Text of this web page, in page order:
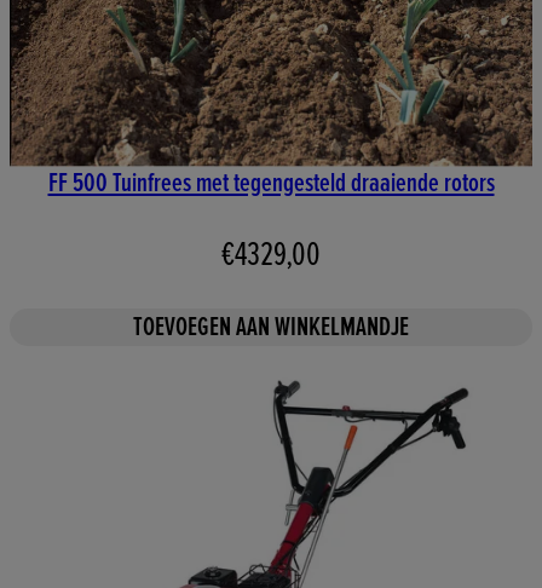
FF 500 Tuinfrees met tegengesteld draaiende rotors
€4329,00
TOEVOEGEN AAN WINKELMANDJE